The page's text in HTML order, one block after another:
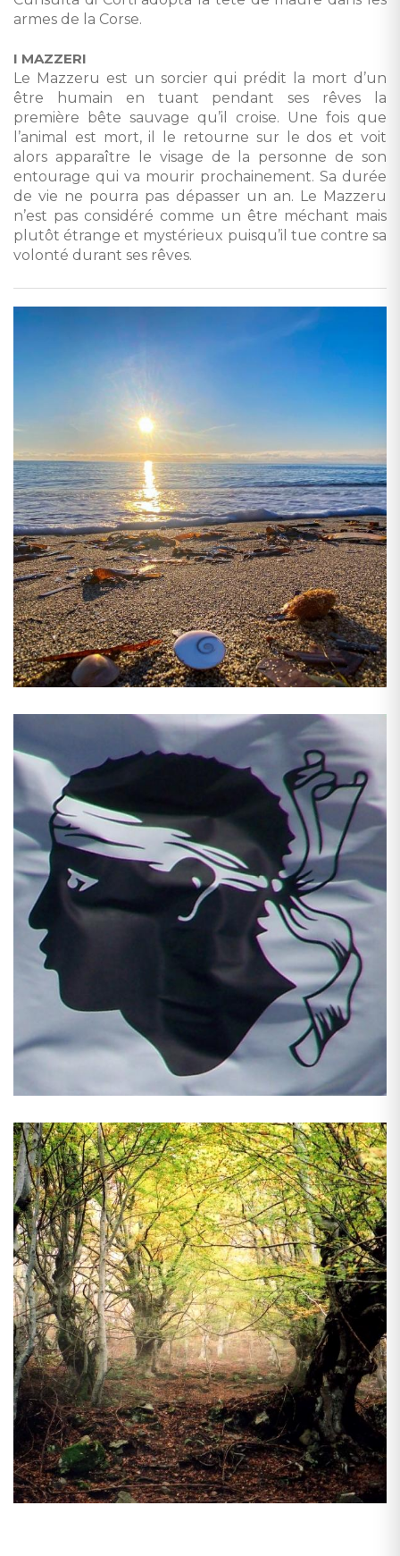
armes de la Corse.
I MAZZERI
Le Mazzeru est un sorcier qui prédit la mort d’un
être humain en tuant pendant ses rêves la
première bête sauvage qu’il croise. Une fois que
l’animal est mort, il le retourne sur le dos et voit
alors apparaître le visage de la personne de son
entourage qui va mourir prochainement. Sa durée
de vie ne pourra pas dépasser un an. Le Mazzeru
n’est pas considéré comme un être méchant mais
plutôt étrange et mystérieux puisqu’il tue contre sa
volonté durant ses rêves.